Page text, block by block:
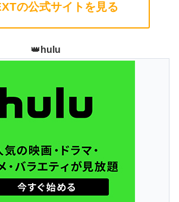
の公式サイトを見る
👑 hulu